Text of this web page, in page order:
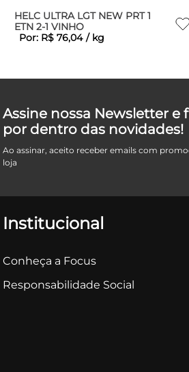
HELC ULTRA LGT NEW PRT 1
ETN 2-1 VINHO
Por: R$ 76,04 / kg
Assine nossa Newsletter e
por dentro das novidades!
Ao assinar, aceito receber emails com
loja
Institucional
Conheça a Focus
Responsabilidade Social